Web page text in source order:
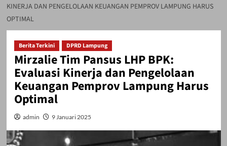
KINERJA DAN PENGELOLAAN KEUANGAN PEMPROV LAMPUNG HARUS
OPTIMAL
Berita Terkini DPRD Lampung
Mirzalie Tim Pansus LHP BPK:
Evaluasi Kinerja dan Pengelolaan
Keuangan Pemprov Lampung Harus
Optimal
admin 9 Januari 2025